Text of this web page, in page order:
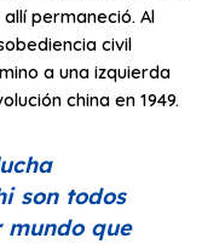
permaneció. Al
civil
a una izquierda
china en 1949.
son todos
que